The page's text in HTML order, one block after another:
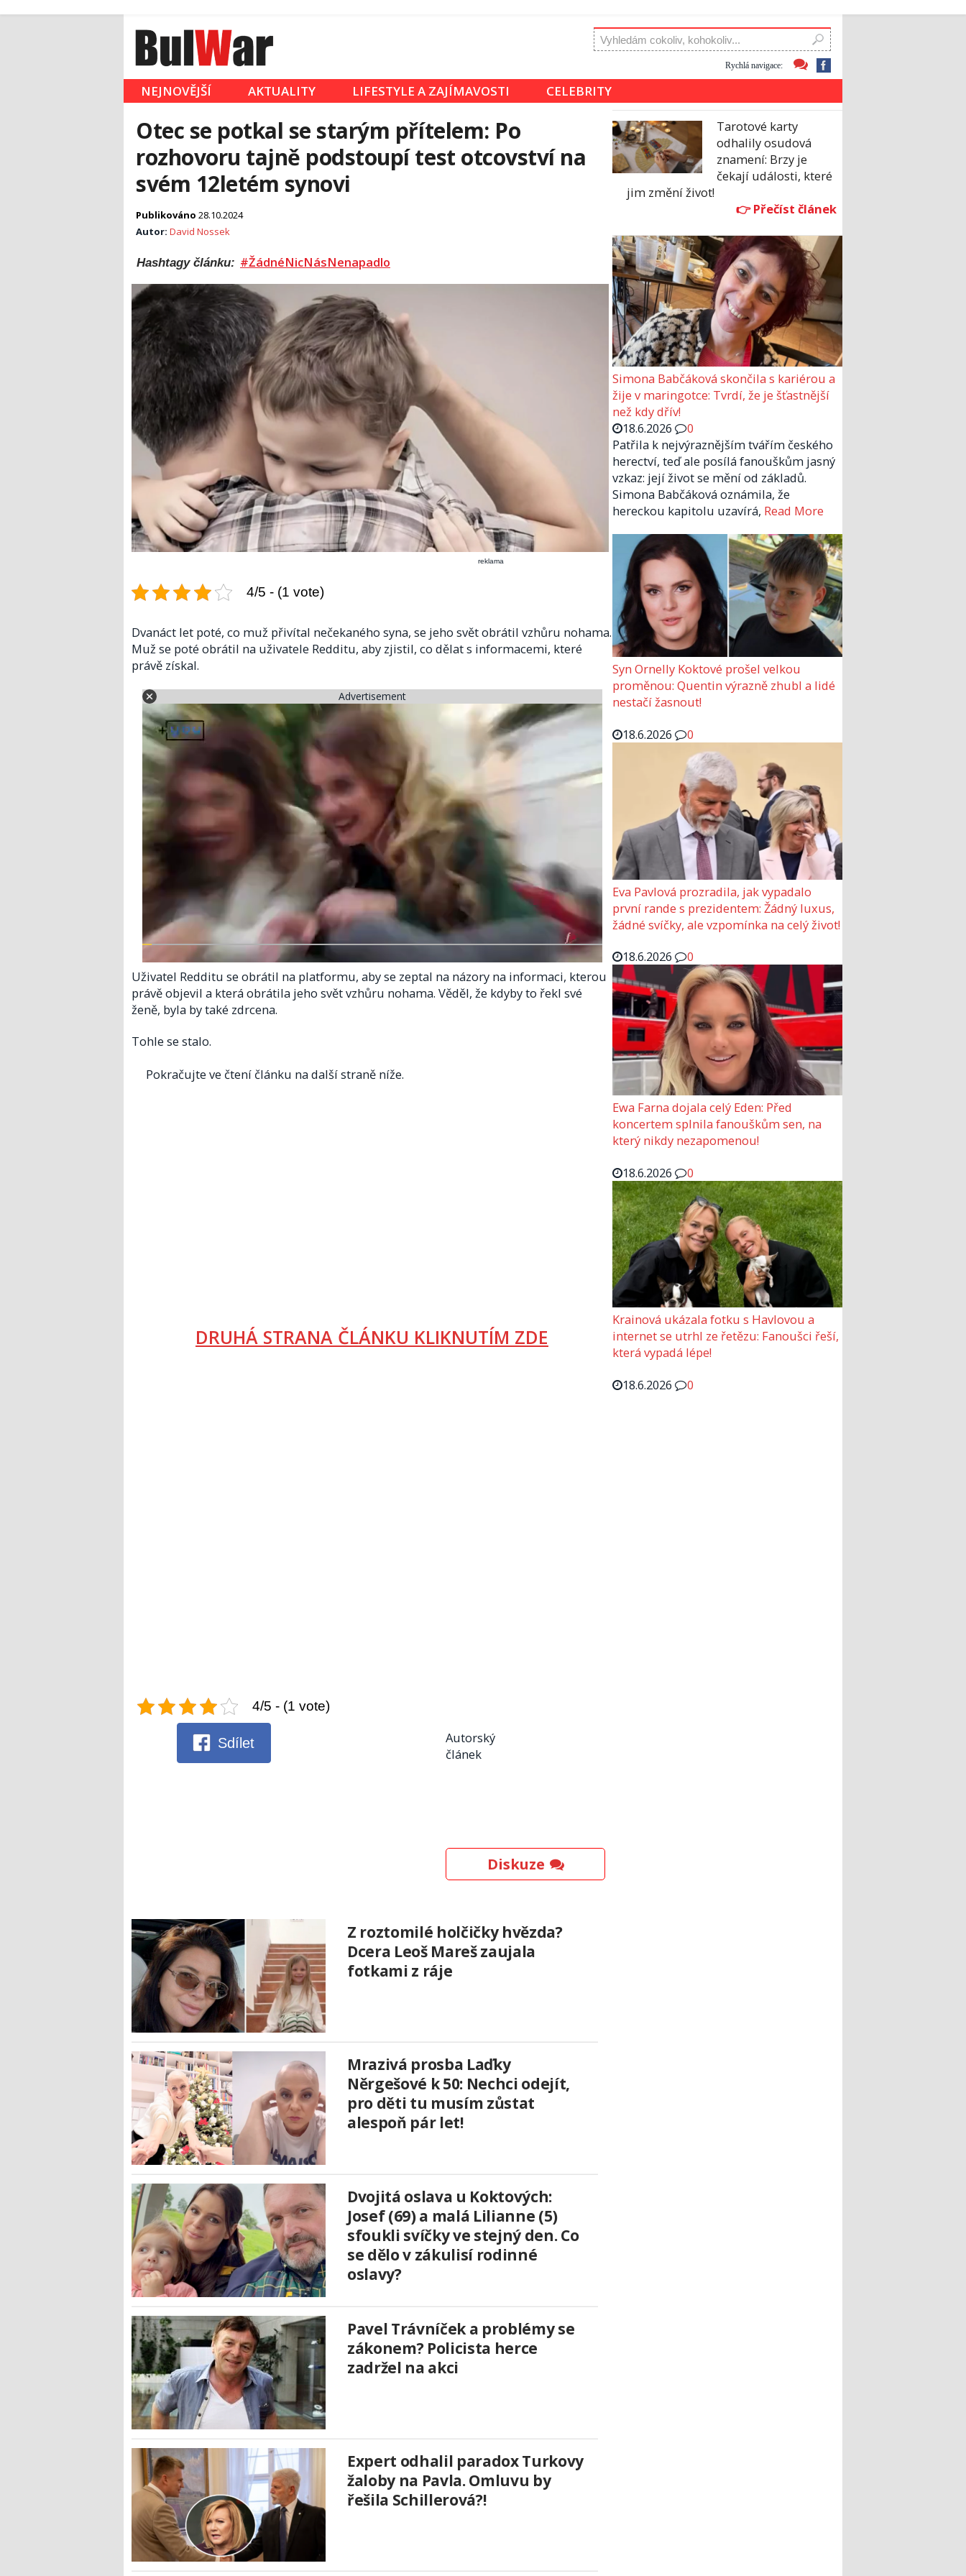
Rychlá navigace:
NEJNOVĚJŠÍ AKTUALITY LIFESTYLE A ZAJÍMAVOSTI CELEBRITY
Otec se potkal se starým přítelem: Po
rozhovoru tajně podstoupí test otcovství na
svém 12letém synovi
Publikováno 28.10.2024
Autor: David Nossek
Hashtagy článku: #ŽádnéNicNásNenapadlo
reklama
4/5 - (1 vote)
Dvanáct let poté, co muž přivítal nečekaného syna, se jeho svět obrátil vzhůru nohama.
Muž se poté obrátil na uživatele Redditu, aby zjistil, co dělat s informacemi, které
právě získal.
Advertisement
Uživatel Redditu se obrátil na platformu, aby se zeptal na názory na informaci, kterou
právě objevil a která obrátila jeho svět vzhůru nohama. Věděl, že kdyby to řekl své
ženě, byla by také zdrcena.
Tohle se stalo.
Pokračujte ve čtení článku na další straně níže.
DRUHÁ STRANA ČLÁNKU KLIKNUTÍM ZDE
4/5 - (1 vote)
Sdílet
Autorský
článek
Diskuze
Z roztomilé holčičky hvězda?
Dcera Leoš Mareš zaujala
fotkami z ráje
Mrazivá prosba Laďky
Něrgešové k 50: Nechci odejít,
pro děti tu musím zůstat
alespoň pár let!
Dvojitá oslava u Koktových:
Josef (69) a malá Lilianne (5)
sfoukli svíčky ve stejný den. Co
se dělo v zákulisí rodinné
oslavy?
Pavel Trávníček a problémy se
zákonem? Policista herce
zadržel na akci
Expert odhalil paradox Turkovy
žaloby na Pavla. Omluvu by
řešila Schillerová?!
Tarotové karty
odhalily osudová
znamení: Brzy je
čekají události, které
jim změní život!
Simona Babčáková skončila s kariérou a
žije v maringotce: Tvrdí, že je šťastnější
než kdy dřív!
18.6.2026
0
Patřila k nejvýraznějším tvářím českého
herectví, teď ale posílá fanouškům jasný
vzkaz: její život se mění od základů.
Simona Babčáková oznámila, že
hereckou kapitolu uzavírá, Read More
Syn Ornelly Koktové prošel velkou
proměnou: Quentin výrazně zhubl a lidé
nestačí žasnout!
18.6.2026
0
Eva Pavlová prozradila, jak vypadalo
první rande s prezidentem: Žádný luxus,
žádné svíčky, ale vzpomínka na celý život!
18.6.2026
0
Ewa Farna dojala celý Eden: Před
koncertem splnila fanouškům sen, na
který nikdy nezapomenou!
18.6.2026
0
Krainová ukázala fotku s Havlovou a
internet se utrhl ze řetězu: Fanoušci řeší,
která vypadá lépe!
18.6.2026
0